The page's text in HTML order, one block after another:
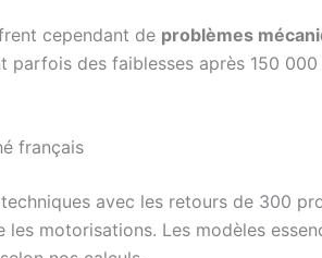
cependant de problèmes
parfois des faiblesses après 150
français
avec les retours de 300
motorisations. Les modèles